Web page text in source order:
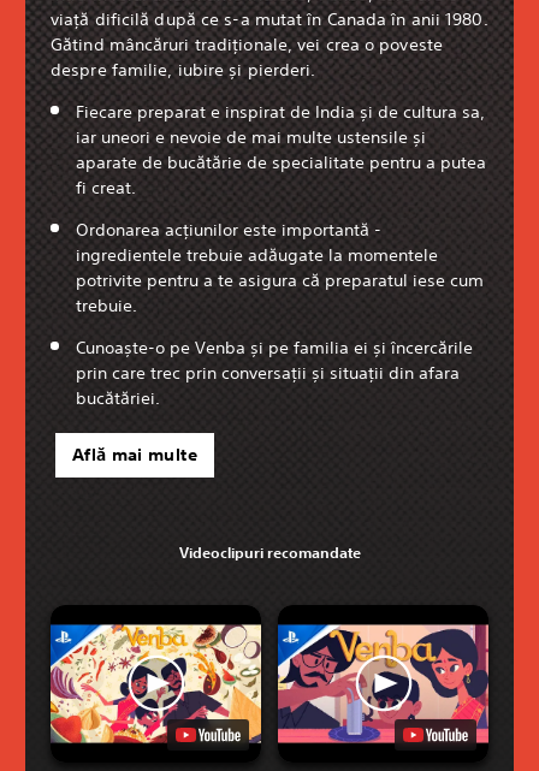
viață dificilă după ce s-a mutat în Canada în anii 1980.
Gătind mâncăruri tradiționale, vei crea o poveste
despre familie, iubire și pierderi.
Fiecare preparat e inspirat de India și de cultura sa,
iar uneori e nevoie de mai multe ustensile și
aparate de bucătărie de specialitate pentru a putea
fi creat.
Ordonarea acțiunilor este importantă -
ingredientele trebuie adăugate la momentele
potrivite pentru a te asigura că preparatul iese cum
trebuie.
Cunoaște-o pe Venba și pe familia ei și încercările
prin care trec prin conversații și situații din afara
bucătăriei.
Află mai multe
Videoclipuri recomandate